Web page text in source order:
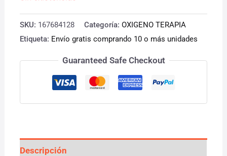
SKU: 167684128 Categoría:OXIGENO TERAPIA
Etiqueta: Envío gratis comprando 10 o más unidades
Guaranteed Safe Checkout
Descripción